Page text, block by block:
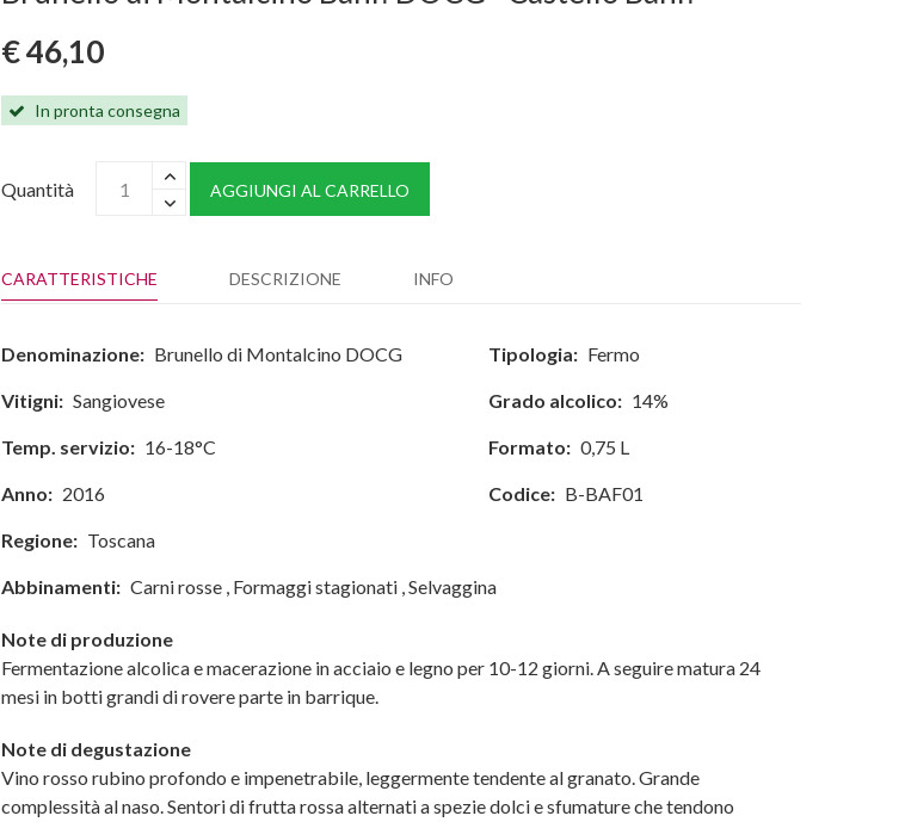
€ 46,10
In pronta consegna
Quantità AGGIUNGI AL CARRELLO
CARATTERISTICHE DESCRIZIONE INFO
Denominazione: Brunello di Montalcino DOCG
Vitigni: Sangiovese
Temp. servizio: 16-18°C
Anno: 2016
Regione: Toscana
Tipologia: Fermo
Grado alcolico: 14%
Formato: 0,75 L
Codice: B-BAF01
Abbinamenti: Carni rosse , Formaggi stagionati ,Selvaggina
Note di produzione
Fermentazione alcolica e macerazione in acciaio e legno per 10-12 giorni. A seguire matura 24
mesi in botti grandi di rovere parte in barrique.
Note di degustazione
Vino rosso rubino profondo e impenetrabile, leggermente tendente al granato. Grande
complessità al naso. Sentori di frutta rossa alternati a spezie dolci e sfumature che tendono